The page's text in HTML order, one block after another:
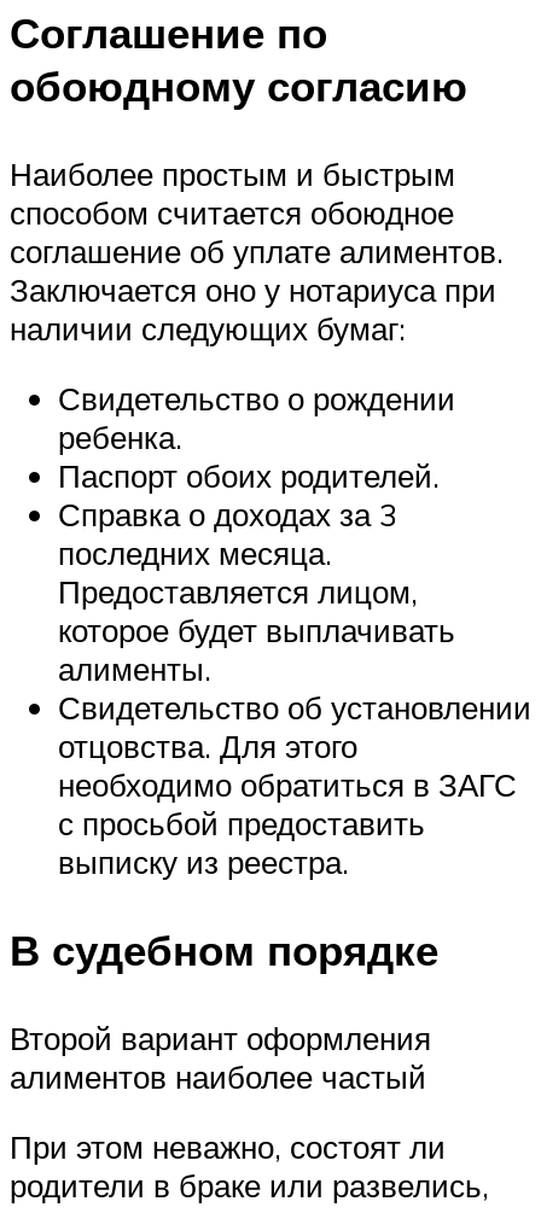
Соглашение по
обоюдному согласию
Наиболее простым и быстрым
способом считается обоюдное
соглашение об уплате алиментов.
Заключается оно у нотариуса при
наличии следующих бумаг:
Свидетельство о рождении
ребенка.
Паспорт обоих родителей.
Справка о доходах за 3
последних месяца.
Предоставляется лицом,
которое будет выплачивать
алименты.
Свидетельство об установлении
отцовства. Для этого
необходимо обратиться в ЗАГС
с просьбой предоставить
выписку из реестра.
В судебном порядке
Второй вариант оформления
алиментов наиболее частый
При этом неважно, состоят ли
родители в браке или развелись,